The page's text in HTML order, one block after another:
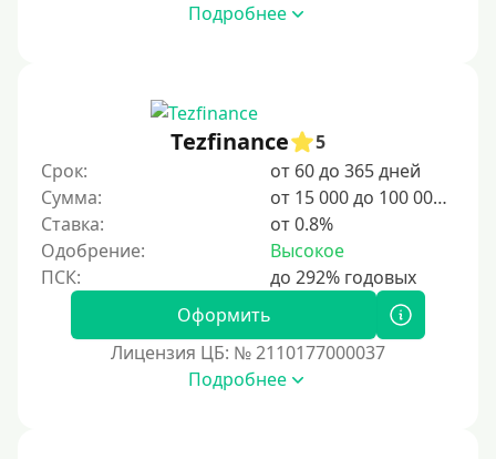
5 дней
На неделю
10 дней
2 недели
15 дней
Подробнее
Tezfinance
5
Срок:
от 60 до 365 дней
Сумма:
от 15 000 до 100 000 ₽
Ставка:
от 0.8%
Одобрение:
Высокое
Оформить
Лицензия ЦБ: № 2110177000037
Подробнее